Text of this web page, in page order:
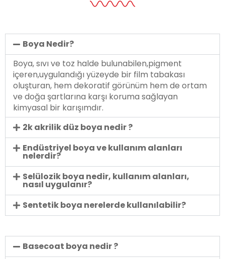
Boya Nedir?
Boya, sıvı ve toz halde bulunabilen,pigment
içeren,uygulandığı yüzeyde bir film tabakası
oluşturan, hem dekoratif görünüm hem de ortam
ve doğa şartlarına karşı koruma sağlayan
kimyasal bir karışımdır.
2k akrilik düz boya nedir ?
Endüstriyel boya ve kullanım alanları
nelerdir?
Selülozik boya nedir, kullanım alanları,
nasıl uygulanır?
Sentetik boya nerelerde kullanılabilir?
Basecoat boya nedir ?